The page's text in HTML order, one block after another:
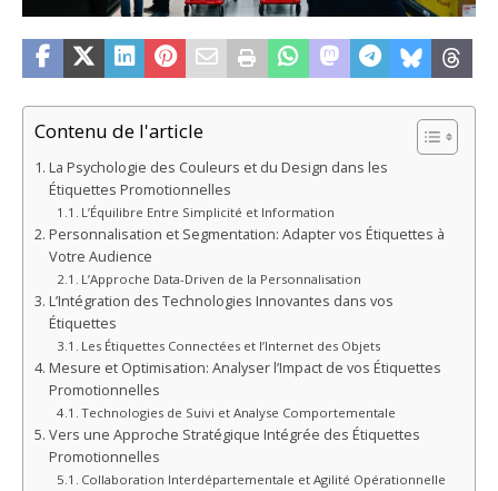
Contenu de l'article
La Psychologie des Couleurs et du Design dans les
Étiquettes Promotionnelles
L’Équilibre Entre Simplicité et Information
Personnalisation et Segmentation: Adapter vos Étiquettes à
Votre Audience
L’Approche Data-Driven de la Personnalisation
L’Intégration des Technologies Innovantes dans vos
Étiquettes
Les Étiquettes Connectées et l’Internet des Objets
Mesure et Optimisation: Analyser l’Impact de vos Étiquettes
Promotionnelles
Technologies de Suivi et Analyse Comportementale
Vers une Approche Stratégique Intégrée des Étiquettes
Promotionnelles
Collaboration Interdépartementale et Agilité Opérationnelle